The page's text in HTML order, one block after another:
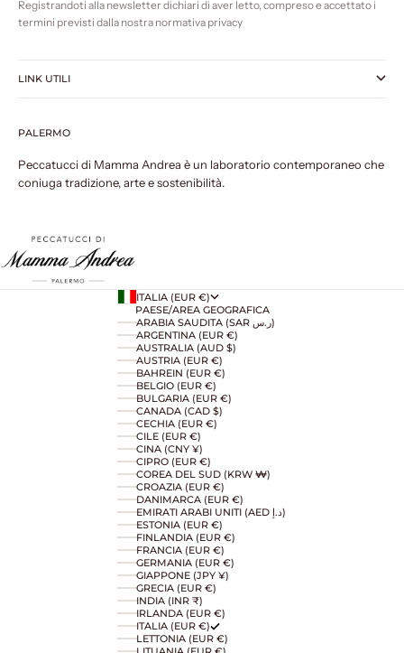
Registrandoti alla newsletter dichiari di aver letto, compreso e accettato i
termini previsti dalla nostra normativa privacy
LINK UTILI
PALERMO
Peccatucci di Mamma Andrea è un laboratorio contemporaneo che
coniuga tradizione, arte e sostenibilità.
ITALIA (EUR €)
PAESE/AREA GEOGRAFICA
ARABIA SAUDITA (SAR ر.س)
ARGENTINA (EUR €)
AUSTRALIA (AUD $)
AUSTRIA (EUR €)
BAHREIN (EUR €)
BELGIO (EUR €)
BULGARIA (EUR €)
CANADA (CAD $)
CECHIA (EUR €)
CILE (EUR €)
CINA (CNY ¥)
CIPRO (EUR €)
COREA DEL SUD (KRW ₩)
CROAZIA (EUR €)
DANIMARCA (EUR €)
EMIRATI ARABI UNITI (AED د.إ)
ESTONIA (EUR €)
FINLANDIA (EUR €)
FRANCIA (EUR €)
GERMANIA (EUR €)
GIAPPONE (JPY ¥)
GRECIA (EUR €)
INDIA (INR ₹)
IRLANDA (EUR €)
ITALIA (EUR €)
LETTONIA (EUR €)